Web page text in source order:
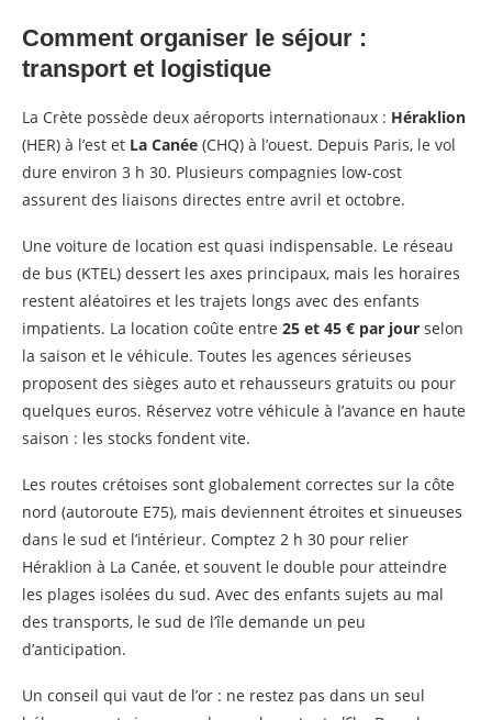
Comment organiser le séjour :
transport et logistique
La Crète possède deux aéroports internationaux : Héraklion
(HER) à l’est et La Canée (CHQ) à l’ouest. Depuis Paris, le vol
dure environ 3 h 30. Plusieurs compagnies low-cost
assurent des liaisons directes entre avril et octobre.
Une voiture de location est quasi indispensable. Le réseau
de bus (KTEL) dessert les axes principaux, mais les horaires
restent aléatoires et les trajets longs avec des enfants
impatients. La location coûte entre 25 et 45 € par jour selon
la saison et le véhicule. Toutes les agences sérieuses
proposent des sièges auto et rehausseurs gratuits ou pour
quelques euros. Réservez votre véhicule à l’avance en haute
saison : les stocks fondent vite.
Les routes crétoises sont globalement correctes sur la côte
nord (autoroute E75), mais deviennent étroites et sinueuses
dans le sud et l’intérieur. Comptez 2 h 30 pour relier
Héraklion à La Canée, et souvent le double pour atteindre
les plages isolées du sud. Avec des enfants sujets au mal
des transports, le sud de l’île demande un peu
d’anticipation.
Un conseil qui vaut de l’or : ne restez pas dans un seul